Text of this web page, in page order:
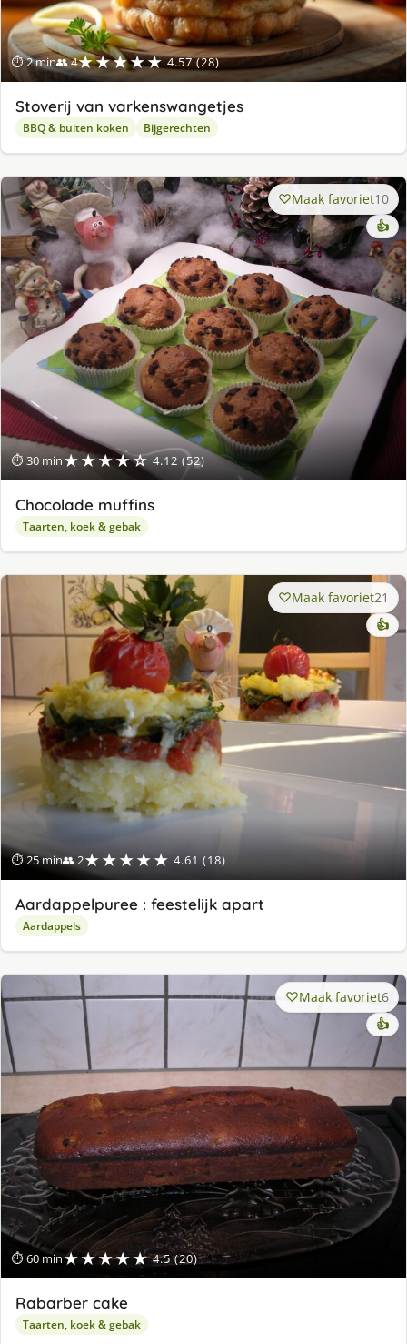
⏱ 2 min👥 4★★★★★ 4.57 (28)
Stoverij van varkenswangetjes
BBQ & buiten koken Bijgerechten
⏱ 30 min★★★★☆ 4.12 (52)
Maak favoriet10
👍
Chocolade muffins
Taarten, koek & gebak
⏱ 25 min👥 2★★★★★ 4.61 (18)
Maak favoriet21
👍
Aardappelpuree : feestelijk apart
Aardappels
⏱ 60 min★★★★★ 4.5 (20)
Maak favoriet6
👍
Rabarber cake
Taarten, koek & gebak